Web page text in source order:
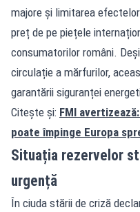
majore și limitarea
preț de pe piețele
consumatorilor români.
circulație a mărfurilor,
garantării siguranței
Citește și: FMI
poate împinge Europa
Situația rezervelor
urgență
În ciuda stării de criză